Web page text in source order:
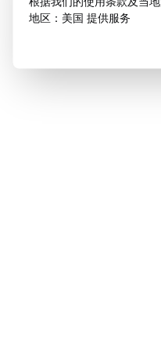
地区：美国 提供服务